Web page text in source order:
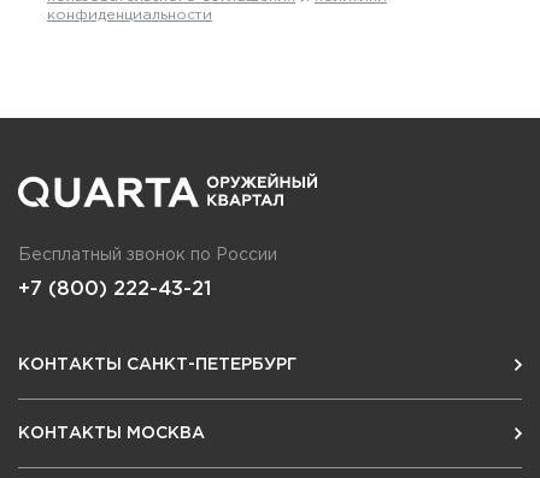
конфиденциальности
Бесплатный звонок по России
+7 (800) 222-43-21
КОНТАКТЫ САНКТ-ПЕТЕРБУРГ
КОНТАКТЫ МОСКВА